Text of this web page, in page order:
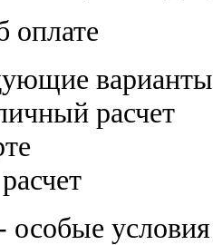
оплате
расчет
условия